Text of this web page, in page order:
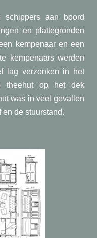
aan boord
en plattegronden
kempenaar en een
kempenaars werden
lag verzonken in het
theehut op het dek
was in veel gevallen
de stuurstand.